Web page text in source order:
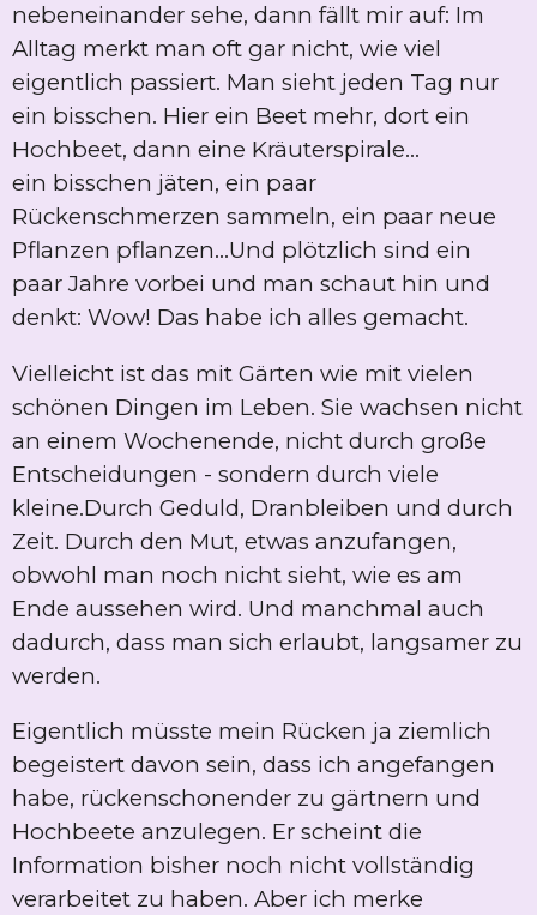
nebeneinander sehe, dann fällt mir auf: Im
Alltag merkt man oft gar nicht, wie viel
eigentlich passiert. Man sieht jeden Tag nur
ein bisschen. Hier ein Beet mehr, dort ein
Hochbeet, dann eine Kräuterspirale...
ein bisschen jäten, ein paar
Rückenschmerzen sammeln, ein paar neue
Pflanzen pflanzen...Und plötzlich sind ein
paar Jahre vorbei und man schaut hin und
denkt: Wow! Das habe ich alles gemacht.
Vielleicht ist das mit Gärten wie mit vielen
schönen Dingen im Leben. Sie wachsen nicht
an einem Wochenende, nicht durch große
Entscheidungen - sondern durch viele
kleine.Durch Geduld, Dranbleiben und durch
Zeit. Durch den Mut, etwas anzufangen,
obwohl man noch nicht sieht, wie es am
Ende aussehen wird. Und manchmal auch
dadurch, dass man sich erlaubt, langsamer zu
werden.
Eigentlich müsste mein Rücken ja ziemlich
begeistert davon sein, dass ich angefangen
habe, rückenschonender zu gärtnern und
Hochbeete anzulegen. Er scheint die
Information bisher noch nicht vollständig
verarbeitet zu haben. Aber ich merke